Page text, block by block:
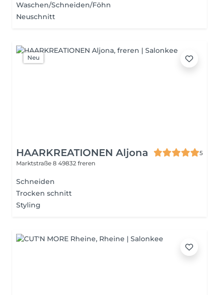
Waschen/Schneiden/Föhn
Neuschnitt
Neu
HAARKREATIONEN Aljona
5
Marktstraße 8 49832 freren
Schneiden
Trocken schnitt
Styling